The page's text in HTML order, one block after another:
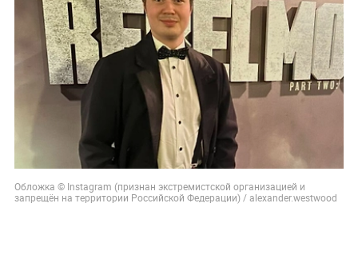
Обложка © Instagram (признан экстремистской организацией и
запрещён на территории Российской Федерации) / alexander.westwood